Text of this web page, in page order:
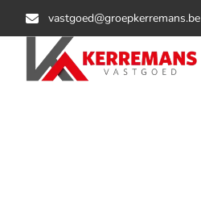
vastgoed@groepkerremans.be